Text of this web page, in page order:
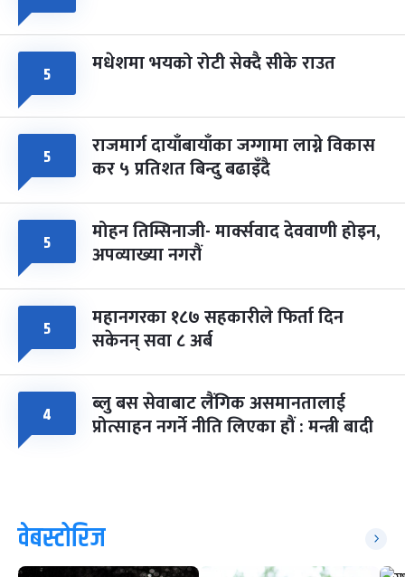
५ मधेशमा भयको रोटी सेक्दै सीके राउत
५ राजमार्ग दायाँबायाँका जग्गामा लाग्ने विकास
कर ५ प्रतिशत बिन्दु बढाइँदै
५ मोहन तिम्सिनाजी- मार्क्सवाद देववाणी होइन,
अपव्याख्या नगरौं
५ महानगरका १८७ सहकारीले फिर्ता दिन
सकेनन् सवा ८ अर्ब
४ ब्लु बस सेवाबाट लैंगिक असमानतालाई
प्रोत्साहन नगर्ने नीति लिएका हौं : मन्त्री बादी
वेबस्टोरिज